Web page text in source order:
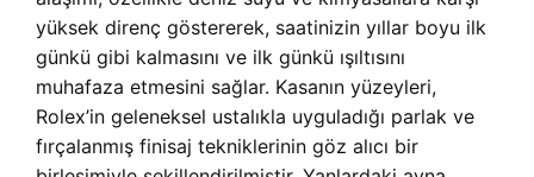
yüksek direnç göstererek, saatinizin yıllar boyu ilk
günkü gibi kalmasını ve ilk günkü ışıltısını
muhafaza etmesini sağlar. Kasanın yüzeyleri,
Rolex’in geleneksel ustalıkla uyguladığı parlak ve
fırçalanmış finisaj tekniklerinin göz alıcı bir